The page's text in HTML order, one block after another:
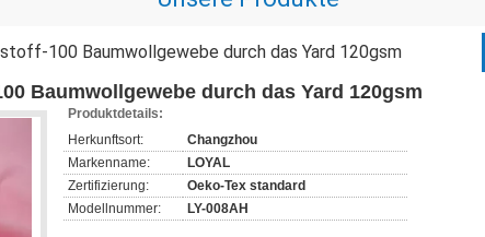
100 Baumwollgewebe durch das Yard 120gsm
Baumwollgewebe durch das Yard 120gsm
Produktdetails:
Herkunftsort:
Changzhou
Markenname:
LOYAL
Zertifizierung:
Oeko-Tex standard
Modellnummer:
LY-008AH